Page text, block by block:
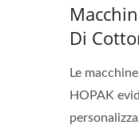
Di
Le
HOPAK